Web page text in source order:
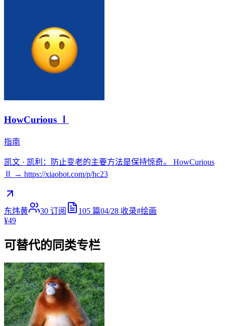
HowCurious Ⅰ
指南
凯文 · 凯利：防止变老的主要方法是保持惊奇。 HowCurious
Ⅱ → https://xiaobot.com/p/hc23
东炜黄 30 订阅 105 篇04/28 收录#绘画
¥49
可替代的同类专栏